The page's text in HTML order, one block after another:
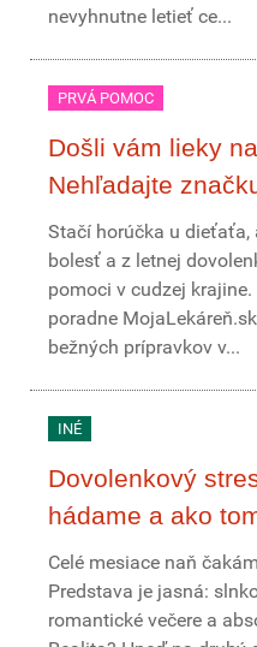
nevyhnutne letieť ce...
PRVÁ POMOC
Došli vám lieky
Nehľadajte
Stačí horúčka u dieťaťa,
bolesť a z letnej
pomoci v cudzej
poradne
bežných prípravkov v...
INÉ
Dovolenkový
hádame a ako
Celé mesiace naň
Predstava je jasná:
romantické večere a